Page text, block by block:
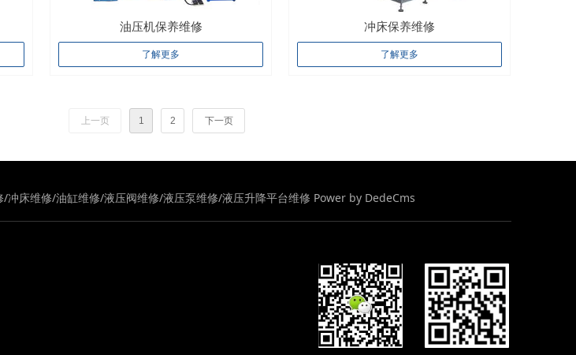
油压机保养维修
了解更多
冲床保养维修
了解更多
上一页 1 2 下一页
床维修/油缸维修/液压阀维修/液压泵维修/液压升降平台维修 Power by DedeCms